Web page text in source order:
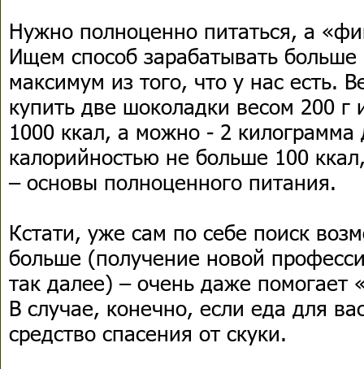
Нужно полноценно питаться, а
Ищем способ зарабатывать
максимум из того, что у нас есть.
купить две шоколадки весом 200 г
1000 ккал, а можно - 2
калорийностью не больше 100
– основы полноценного питания.
Кстати, уже сам по себе поиск
больше (получение новой
так далее) – очень даже помогает
В случае, конечно, если еда для
средство спасения от скуки.